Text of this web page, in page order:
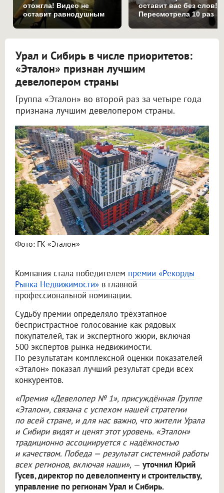
отожгла! Видео не
оставит равнодушным
оставит вас без слов!
Пересмотрела 10 раз
Урал и Сибирь в числе приоритетов:
«Эталон» признан лучшим
девелопером страны
Группа «Эталон» во второй раз за четыре года
признана лучшим девелопером страны.
Фото: ГК «Эталон»
Компания стала победителем премии «Рекорды
Рынка Недвижимости» в главной
профессиональной номинации.
Судьбу премии определяло трёхэтапное
беспристрастное голосование как рядовых
покупателей, так и экспертного жюри, включая
500 экспертов рынка недвижимости.
По результатам комплексной оценки показателей
«Эталон» показал лучший результат среди всех
конкурентов.
«Премия «Девелопер № 1», присуждённая Группе
«Эталон», связана с успехом нашей стратегии
по всей стране, и для нас важно, что жители Урала
и Сибири видят и ценят этот уровень. «Эталон»
традиционно ассоциируется с надёжностью
и качеством. Победа — результат системной работы
всех регионов, включая наши», — уточнил Юрий
Гусев, директор по девелопменту и строительству,
управление по регионам Урал и Сибирь.